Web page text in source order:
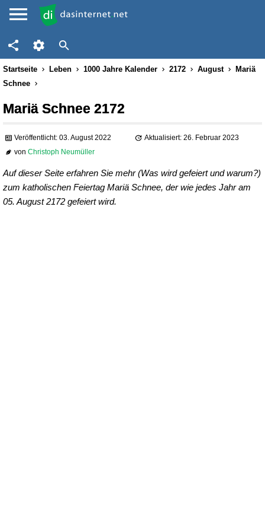
Startseite Leben 1000 Jahre Kalender 2172 August
Mariä
Schnee
Mariä Schnee 2172
Veröffentlicht: 03. August 2022
Aktualisiert: 26. Februar 2023
vonChristoph Neumüller
Auf dieser Seite erfahren Sie mehr (Was wird gefeiert und warum?)
zum katholischen Feiertag Mariä Schnee, der wie jedes Jahr am
05. August 2172 gefeiert wird.